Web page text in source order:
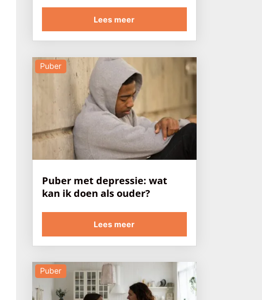
Lees meer
Puber met depressie: wat
kan ik doen als ouder?
Puber
Lees meer
Puber